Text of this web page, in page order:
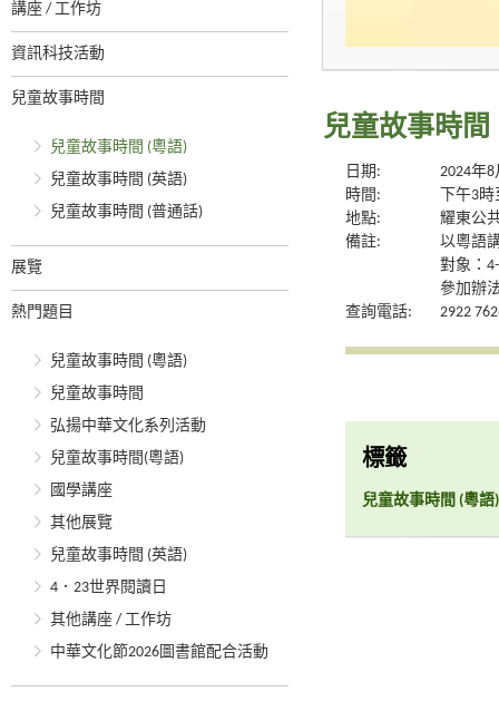
講座 / 工作坊
資訊科技活動
兒童故事時間
兒童故事時間 (粵語)
兒童故事時間 (英語)
兒童故事時間 (普通話)
展覽
熱門題目
兒童故事時間 (粵語)
兒童故事時間
弘揚中華文化系列活動
兒童故事時間(粵語)
國學講座
其他展覽
兒童故事時間 (英語)
4．23世界閱讀日
其他講座 / 工作坊
中華文化節2026圖書館配合活動
兒童故事時間
日期:
2024年
時間:
下午3
地點:
耀東公
備註:
以粵語
對象：
參加辦
查詢電話:
2922
標籤
兒童故事時間 (粵語)